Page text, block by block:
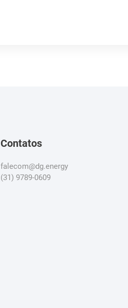
Contatos
falecom@dg.energy
(31) 9789-0609